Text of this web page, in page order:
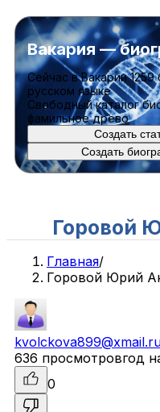
Вакария —
Cейчас в Вакарии1259
русском языке
Свободный каталог
фамильное древо
Создать
Создать
Горовой
Главная/
Горовой Юрий
636 просмотровгод
0